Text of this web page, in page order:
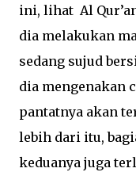
ini, lihat Al
dia melakukan
sedang sujud
dia mengenakan
pantatnya akan
lebih dari itu,
keduanya juga